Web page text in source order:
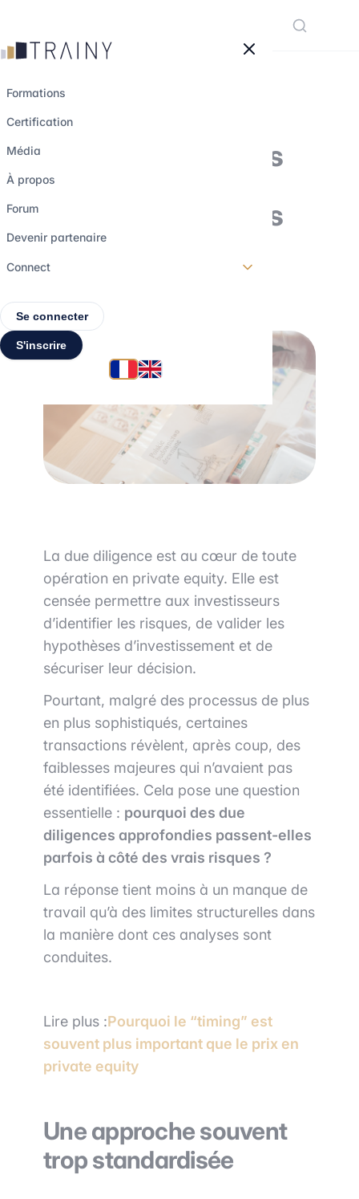
Formations
Certification
Média
À propos
Forum
Devenir partenaire
Connect
Se connecter
S'inscrire
Pourquoi certaines
due diligences
passent à côté des
vrais risques
La due diligence est au cœur de toute
opération en private equity. Elle est
censée permettre aux investisseurs
d’identifier les risques, de valider les
hypothèses d’investissement et de
sécuriser leur décision.
Pourtant, malgré des processus de plus
en plus sophistiqués, certaines
transactions révèlent, après coup, des
faiblesses majeures qui n’avaient pas
été identifiées. Cela pose une question
essentielle : pourquoi des due
diligences approfondies passent-elles
parfois à côté des vrais risques ?
La réponse tient moins à un manque de
travail qu’à des limites structurelles dans
la manière dont ces analyses sont
conduites.
Lire plus :Pourquoi le “timing” est
souvent plus important que le prix en
private equity
Une approche souvent
trop standardisée